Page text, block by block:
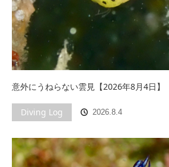
意外にうねらない雲見【2026年8月4日】
Diving Log 2026.8.4